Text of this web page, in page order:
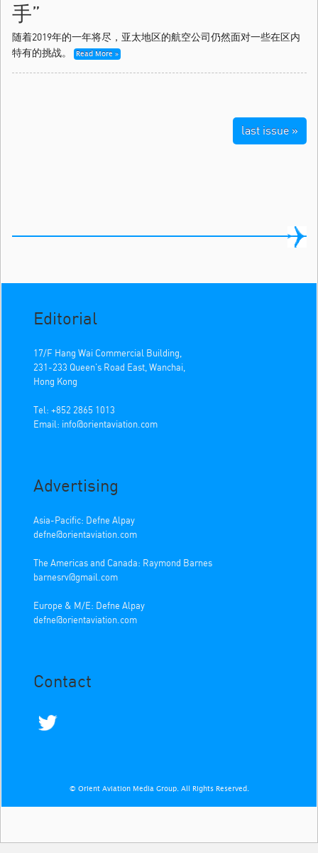
手”
随着2019年的一年将尽，亚太地区的航空公司仍然面对一些在区内
特有的挑战。
Read More »
last issue »
Editorial
17/F Hang Wai Commercial Building,
231-233 Queen's Road East, Wanchai,
Hong Kong
Tel: +852 2865 1013
Email: info@orientaviation.com
Advertising
Asia-Pacific: Defne Alpay
defne@orientaviation.com
The Americas and Canada: Raymond Barnes
barnesrv@gmail.com
Europe & M/E: Defne Alpay
defne@orientaviation.com
Contact
© Orient Aviation Media Group. All Rights Reserved.